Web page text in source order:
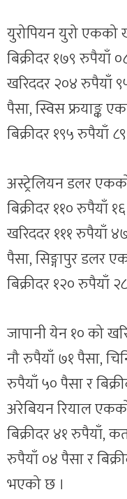
युरोपियन युरो एकको
बिक्रीदर १७९ रुपैयाँ
खरिददर २०४ रुपैयाँ
पैसा, स्विस फ्रयाङ्क
बिक्रीदर १९५ रुपैयाँ
अस्ट्रेलियन डलर
बिक्रीदर ११० रुपैयाँ
खरिददर १११ रुपैयाँ
पैसा, सिङ्गापुर डलर
बिक्रीदर १२० रुपैयाँ
जापानी येन १० को
नौ रुपैयाँ ७१ पैसा,
रुपैयाँ ५० पैसा र
अरेबियन रियाल
बिक्रीदर ४१ रुपैयाँ,
रुपैयाँ ०४ पैसा र
भएको छ ।